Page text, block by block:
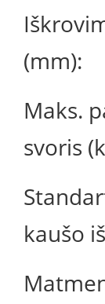
(mm):
Maks.
svoris
kaušo